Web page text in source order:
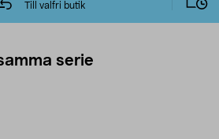
Till valfri butik
serie